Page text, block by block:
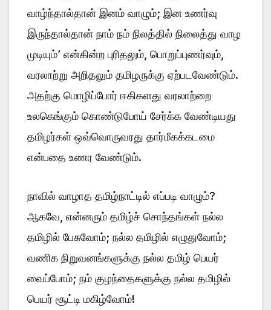
வாழ்ந்தால்தான் இனம் வாழும்; இன உணர்வு
இருந்தால்தான் நாம் நம் நிலத்தில் நிலைத்து வாழ
முடியும்’ என்கின்ற புரிதலும், பொறுப்புணர்வும்,
வரலாற்று அறிதலும் தமிழருக்கு ஏற்படவேண்டும்.
அதற்கு மொழிப்போர் ஈகிகளது வரலாற்றை
உலகெங்கும் கொண்டுபோய் சேர்க்க வேண்டியது
தமிழர்கள் ஒவ்வொருவரது தார்மீகக்கடமை
என்பதை உணர வேண்டும்.
நாவில் வாழாத தமிழ்நாட்டில் எப்படி வாழும்?
ஆகவே, என்னரும் தமிழ்ச் சொந்தங்கள் நல்ல
தமிழில் பேசுவோம்; நல்ல தமிழில் எழுதுவோம்;
வணிக நிறுவனங்களுக்கு நல்ல தமிழ் பெயர்
வைப்போம்; நம் குழந்தைகளுக்கு நல்ல தமிழில்
பெயர் சூட்டி மகிழ்வோம்!